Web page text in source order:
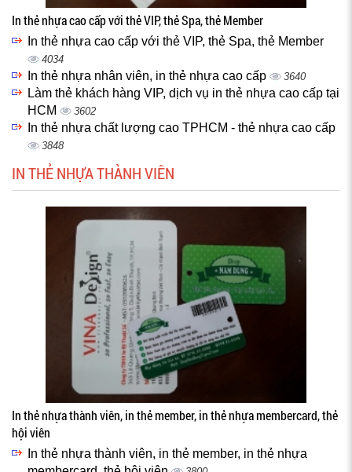
In thẻ nhựa cao cấp với thẻ VIP, thẻ Spa, thẻ Member
In thẻ nhựa cao cấp với thẻ VIP, thẻ Spa, thẻ Member
4034
In thẻ nhựa nhân viên, in thẻ nhựa cao cấp 3640
Làm thẻ khách hàng VIP, dịch vụ in thẻ nhựa cao cấp tại
HCM
3602
In thẻ nhựa chất lượng cao TPHCM - thẻ nhựa cao cấp
3848
IN THẺ NHỰA THÀNH VIÊN
In thẻ nhựa thành viên, in thẻ member, in thẻ nhựa membercard, thẻ
hội viên
In thẻ nhựa thành viên, in thẻ member, in thẻ nhựa